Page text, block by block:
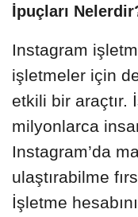
İpuçları
Instagram
işletmeler için
etkili bir araçtır.
milyonlarca
Instagram’da
ulaştırabilme
İşletme